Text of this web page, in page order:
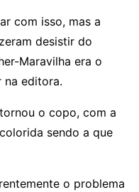
com isso, mas a
desistir do
Maravilha era o
na editora.
o copo, com a
sendo a que
o problema